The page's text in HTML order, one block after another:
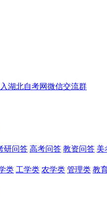
湖北自考网微信交流群
研问答 高考问答 教资问答 美
类 工学类 农学类 管理类 教